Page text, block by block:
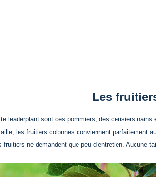
Les
leaderplant sont des pommiers, des cerisiers
les fruitiers colonnes conviennent
ne demandent que peu d’entretien. Aucune